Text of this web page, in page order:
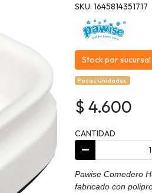
SKU: 1645814351717
Stock por sucursal
Pocas Unidades.
$ 4.600
CANTIDAD
Pawise Comedero
fabricado con